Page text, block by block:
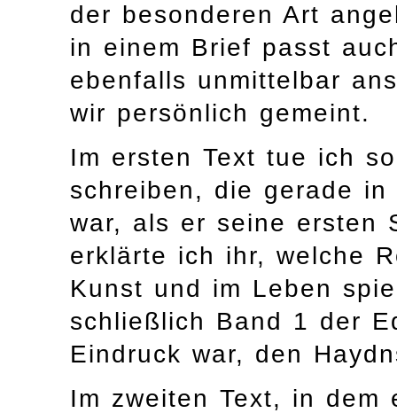
der besonderen Art
in einem Brief passt
ebenfalls unmittelbar
wir persönlich gemeint.
Im ersten Text tue ich
schreiben, die gerade
war, als er seine ersten
erklärte ich ihr, welche
Kunst und im Leben
schließlich Band 1 der
Eindruck war, den
Im zweiten Text, in